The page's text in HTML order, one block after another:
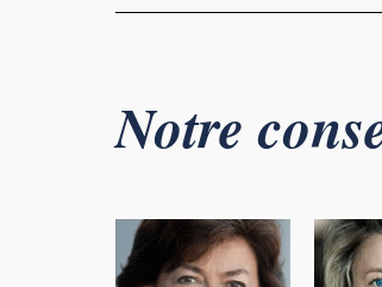
Notre